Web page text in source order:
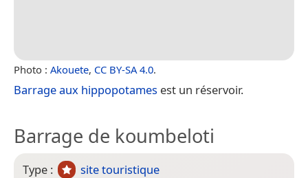
Photo : Akouete, CC BY-SA 4.0.
Barrage aux hippopotames est un réservoir.
Barrage de koumbeloti
Type :
site touristique